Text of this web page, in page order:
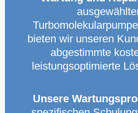
bieten wir unseren
abgestimmte
leistungsoptimierte
Unsere